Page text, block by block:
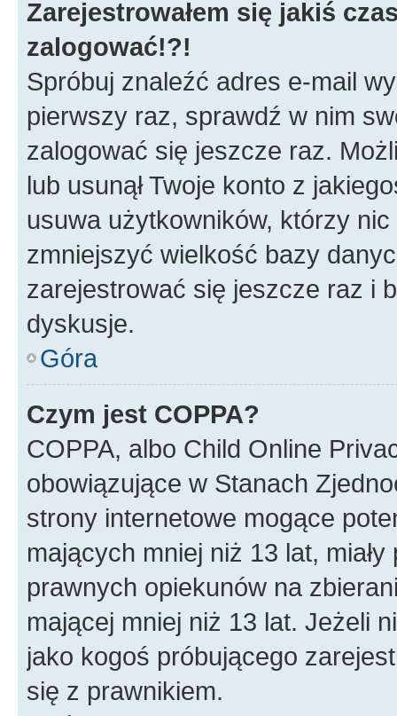
Zarejestrowałem się jakiś
zalogować!?!
Spróbuj znaleźć adres e-mail
pierwszy raz, sprawdź w nim
zalogować się jeszcze raz.
lub usunął Twoje konto z
usuwa użytkowników, którzy
zmniejszyć wielkość bazy
zarejestrować się jeszcze raz i
dyskusje.
Góra
Czym jest COPPA?
COPPA, albo Child Online
obowiązujące w Stanach
strony internetowe mogące
mających mniej niż 13 lat,
prawnych opiekunów na
mającej mniej niż 13 lat. Jeżeli
jako kogoś próbującego
się z prawnikiem.